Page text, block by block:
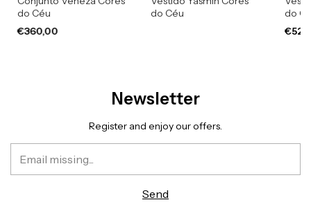
do Céu
€360,00
do Céu
do
Newsletter
Register and enjoy our offers.